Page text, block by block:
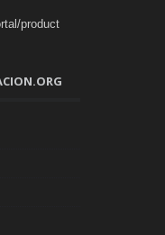
product